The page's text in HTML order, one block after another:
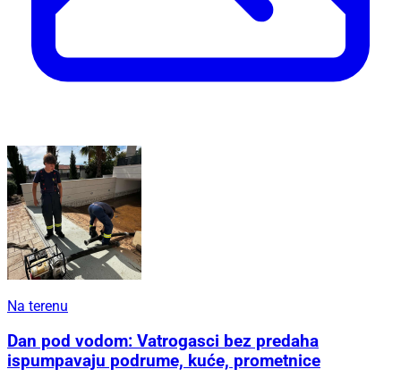
Na terenu
Dan pod vodom: Vatrogasci bez predaha
ispumpavaju podrume, kuće, prometnice